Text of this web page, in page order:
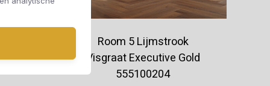
Room 5 Lijmstrook
Visgraat Executive Gold
555100204